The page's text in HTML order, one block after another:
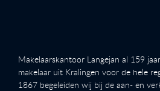
Makelaarskantoor Langejan al 159
makelaar uit Kralingen voor de hele
1867 begeleiden wij bij de aan- en